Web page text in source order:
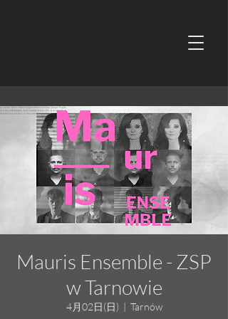
Mauris Ensemble - ZSP
w Tarnowie
4月02日(日)
  |
Tarnów